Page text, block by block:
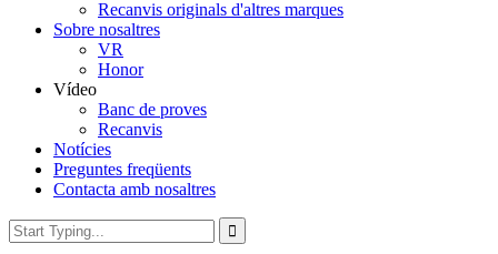
Recanvis originals d'altres marques
Sobre nosaltres
VR
Honor
Vídeo
Banc de proves
Recanvis
Notícies
Preguntes freqüents
Contacta amb nosaltres